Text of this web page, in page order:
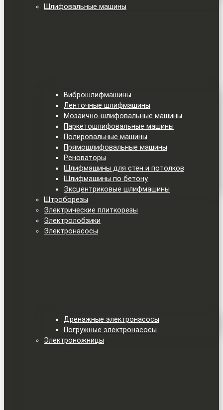
Шлифовальные машины
Виброшлифмашины
Ленточные шлифмашины
Мозаично-шлифовальные машины
Паркетошлифовальные машины
Полировальные машины
Прямошлифовальные машины
Реноваторы
Шлифмашины для стен и потолков
Шлифмашины по бетону
Эксцентриковые шлифмашины
Штроборезы
Электрические плиткорезы
Электролобзики
Электронасосы
Дренажные электронасосы
Погружные электронасосы
Электроножницы